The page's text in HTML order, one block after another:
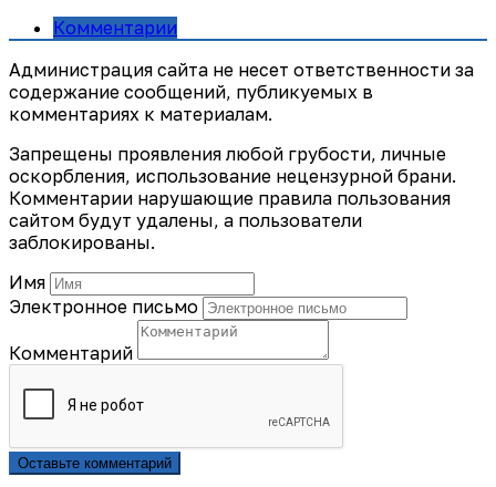
Комментарии
Администрация сайта не несет ответственности за
содержание сообщений, публикуемых в
комментариях к материалам.
Запрещены проявления любой грубости, личные
оскорбления, использование нецензурной брани.
Комментарии нарушающие правила пользования
сайтом будут удалены, а пользователи
заблокированы.
Имя
Электронное письмо
Комментарий
Оставьте комментарий